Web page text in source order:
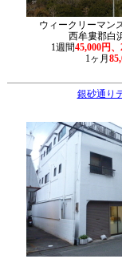
ウィークリーマン
西牟婁郡白
1週間45,000円
1ヶ月
銀砂通り